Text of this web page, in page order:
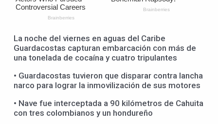
La noche del viernes en aguas del Caribe
Guardacostas capturan embarcación con más de
una tonelada de cocaína y cuatro tripulantes
• Guardacostas tuvieron que disparar contra lancha
narco para lograr la inmovilización de sus motores
• Nave fue interceptada a 90 kilómetros de Cahuita
con tres colombianos y un hondureño